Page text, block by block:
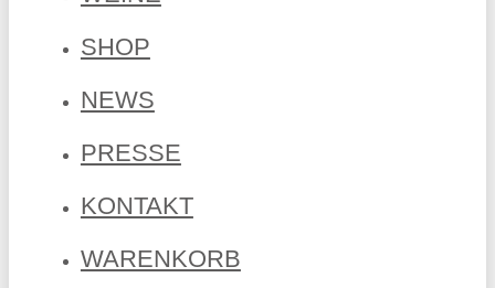
SHOP
NEWS
PRESSE
KONTAKT
WARENKORB